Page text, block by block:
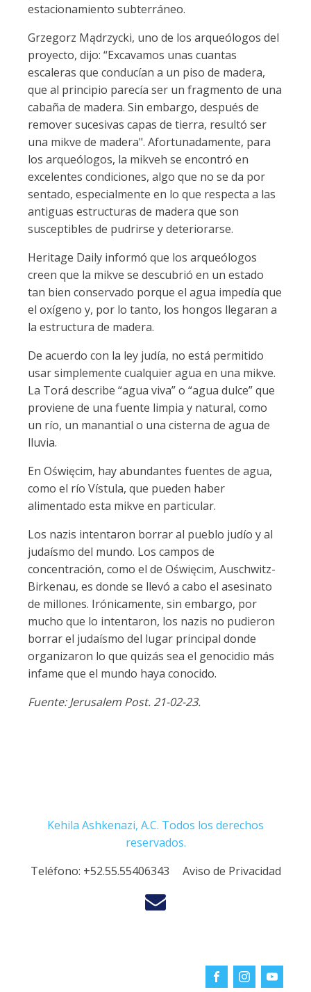
estacionamiento subterráneo.
Grzegorz Mądrzycki, uno de los arqueólogos del
proyecto, dijo: “Excavamos unas cuantas
escaleras que conducían a un piso de madera,
que al principio parecía ser un fragmento de una
cabaña de madera. Sin embargo, después de
remover sucesivas capas de tierra, resultó ser
una mikve de madera". Afortunadamente, para
los arqueólogos, la mikveh se encontró en
excelentes condiciones, algo que no se da por
sentado, especialmente en lo que respecta a las
antiguas estructuras de madera que son
susceptibles de pudrirse y deteriorarse.
Heritage Daily informó que los arqueólogos
creen que la mikve se descubrió en un estado
tan bien conservado porque el agua impedía que
el oxígeno y, por lo tanto, los hongos llegaran a
la estructura de madera.
De acuerdo con la ley judía, no está permitido
usar simplemente cualquier agua en una mikve.
La Torá describe “agua viva” o “agua dulce” que
proviene de una fuente limpia y natural, como
un río, un manantial o una cisterna de agua de
lluvia.
En Oświęcim, hay abundantes fuentes de agua,
como el río Vístula, que pueden haber
alimentado esta mikve en particular.
Los nazis intentaron borrar al pueblo judío y al
judaísmo del mundo. Los campos de
concentración, como el de Oświęcim, Auschwitz-
Birkenau, es donde se llevó a cabo el asesinato
de millones. Irónicamente, sin embargo, por
mucho que lo intentaron, los nazis no pudieron
borrar el judaísmo del lugar principal donde
organizaron lo que quizás sea el genocidio más
infame que el mundo haya conocido.
Fuente: Jerusalem Post. 21-02-23.
Kehila Ashkenazi, A.C. Todos los derechos
reservados.
Teléfono: +52.55.55406343 Aviso de Privacidad